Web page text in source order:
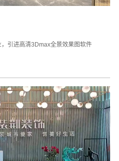
引进高清3Dmax全景效果图软件